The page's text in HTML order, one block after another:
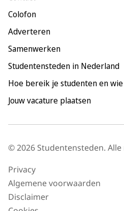
Colofon
Adverteren
Samenwerken
Studentensteden in Nederland
Hoe bereik je studenten en
Jouw vacature plaatsen
© 2026 Studentensteden.
Privacy
Algemene voorwaarden
Disclaimer